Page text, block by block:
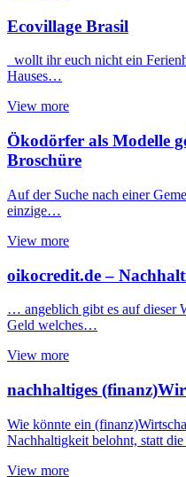
Ecovillage Brasil
wollt ihr euch nicht ein
Hauses…
View more
Ökodörfer als Modelle
Broschüre
Auf der Suche nach einer
einzige…
View more
oikocredit.de –
… angeblich gibt es auf dieser
Geld welches…
View more
nachhaltiges
Wie könnte ein
Nachhaltigkeit belohnt, statt
View more